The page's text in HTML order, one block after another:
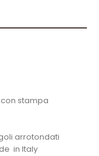
stampa
arrotondati
in Italy